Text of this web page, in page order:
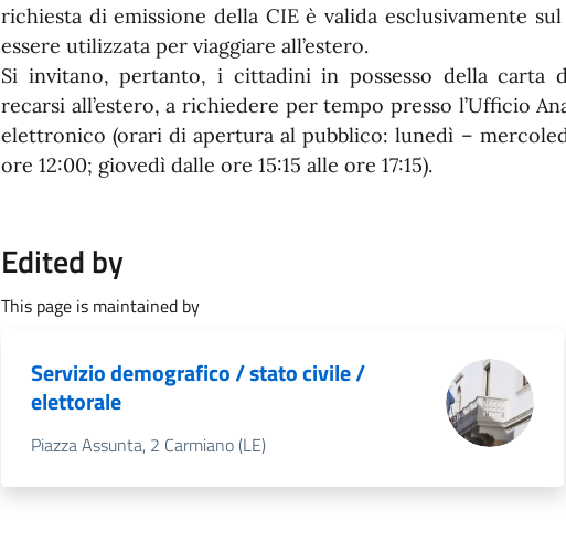
richiesta di emissione della CIE è valida esclusivamente
essere utilizzata per viaggiare all’estero.
Si invitano, pertanto, i cittadini in possesso della carta
recarsi all’estero, a richiedere per tempo presso l’Ufficio
elettronico (orari di apertura al pubblico: lunedì –
ore 12:00; giovedì dalle ore 15:15 alle ore 17:15).
Edited by
This page is maintained by
Servizio demografico / stato civile /
elettorale
Piazza Assunta, 2 Carmiano (LE)